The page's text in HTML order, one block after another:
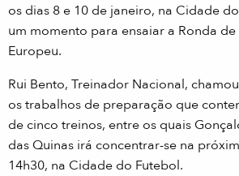
os dias 8 e 10 de janeiro, na Cidade
um momento para ensaiar a Ronda
Europeu.
Rui Bento, Treinador Nacional,
os trabalhos de preparação que
de cinco treinos, entre os quais
das Quinas irá concentrar-se na
14h30, na Cidade do Futebol.